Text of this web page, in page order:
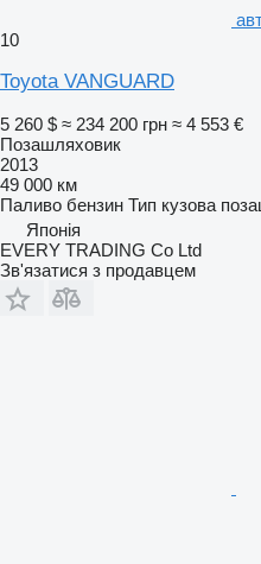
10
Toyota VANGUARD
5 260 $ ≈ 234 200 грн ≈ 4 553 €
Позашляховик
2013
49 000 км
Паливо бензин Тип кузова
Японія
EVERY TRADING Co Ltd
Зв'язатися з продавцем